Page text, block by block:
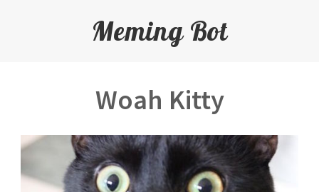
Meming Bot
Woah Kitty